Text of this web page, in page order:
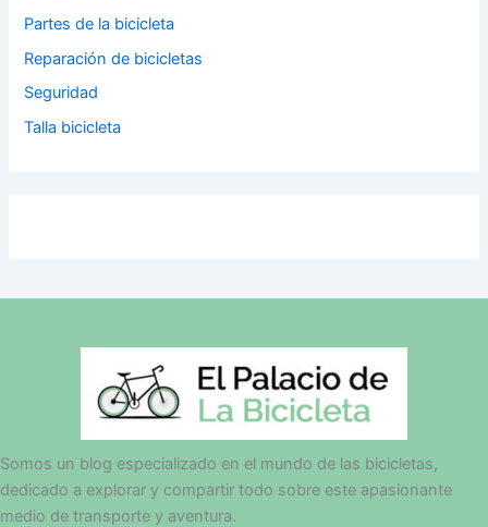
Partes de la bicicleta
Reparación de bicicletas
Seguridad
Talla bicicleta
Somos un blog especializado en el mundo de las bicicletas,
dedicado a explorar y compartir todo sobre este apasionante
medio de transporte y aventura.